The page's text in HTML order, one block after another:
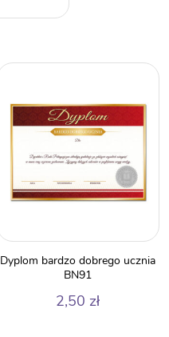
Dyplom bardzo dobrego ucznia
BN91
2,50 zł